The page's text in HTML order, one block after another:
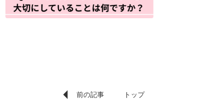
前の記事 トップ